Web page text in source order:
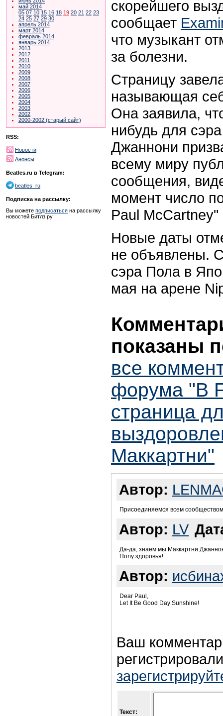
май 2014
05 07 10 15 16 18 19 20 21 22 23
24 25 27 29 30
апрель 2014
март 2014
февраль 2014
январь 2014
2013
2012
2011
2010
2009
2008
2007
2006
2005
2004
2003
2002
2000-2002 (старый сайт)
RSS:
Новости
Анонсы
Beatles.ru в Telegram:
beatles_ru
Подписка на рассылку:
Вы можете подписаться на рассылку
новостей Битлз.ру
скорейшего
сообщает
что музыкант
за болезни.
Страницу
называющая
Она заявила,
нибудь для
Джаннони
всему миру
сообщения,
момент число
Paul McCartney"
Новые даты
не объявлены.
сэра Пола в
мая на арене
показаны
все
форума "В
страница
Маккартни"
Автор:
Присоединяемся всем
Автор: LV
Да-да, знаем мы Маккартни
Полу здоровья!
Автор:
Dear Paul,
Let It Be Good Day Sunshine!
Ваш
Текст: